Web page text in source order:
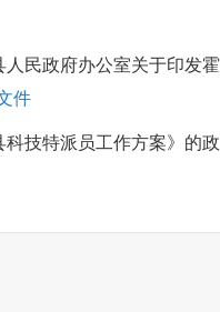
人民政府办公室关于印发霍
件
科技特派员工作方案》的政